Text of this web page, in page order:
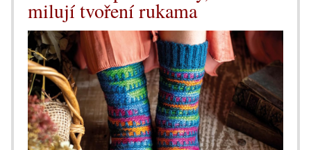
milují tvoření rukama